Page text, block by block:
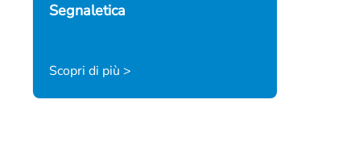
Segnaletica
Scopri di più >